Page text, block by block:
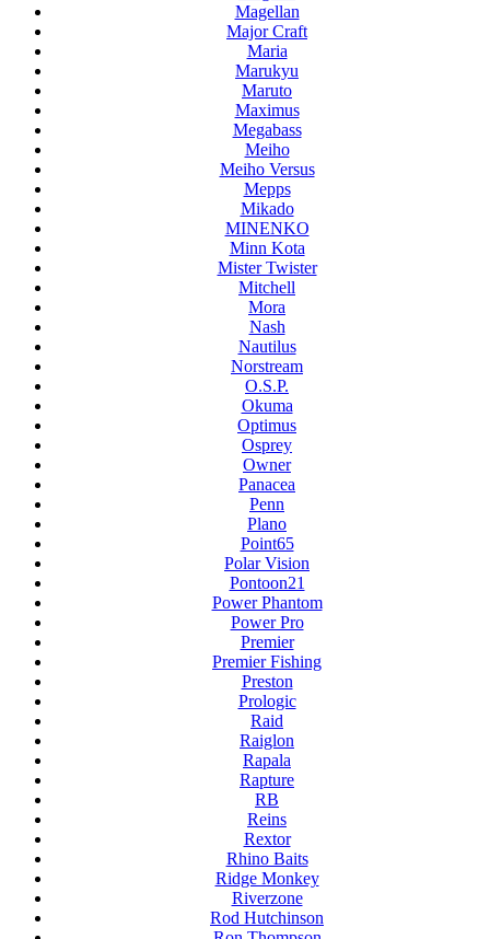
Magellan
Major Craft
Maria
Marukyu
Maruto
Maximus
Megabass
Meiho
Meiho Versus
Mepps
Mikado
MINENKO
Minn Kota
Mister Twister
Mitchell
Mora
Nash
Nautilus
Norstream
O.S.P.
Okuma
Optimus
Osprey
Owner
Panacea
Penn
Plano
Point65
Polar Vision
Pontoon21
Power Phantom
Power Pro
Premier
Premier Fishing
Preston
Prologic
Raid
Raiglon
Rapala
Rapture
RB
Reins
Rextor
Rhino Baits
Ridge Monkey
Riverzone
Rod Hutchinson